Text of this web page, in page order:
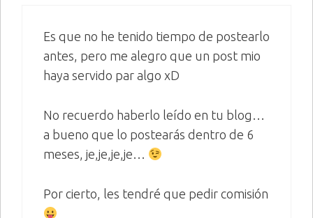
Es que no he tenido tiempo de postearlo
antes, pero me alegro que un post mio
haya servido par algo xD
No recuerdo haberlo leído en tu blog…
a bueno que lo postearás dentro de 6
meses, je,je,je,je…
Por cierto, les tendré que pedir comisión